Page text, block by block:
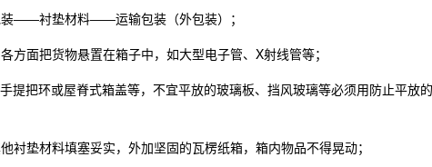
――衬垫材料――运输包装（外包装）；
方面把货物悬置在箱子中，如大型电子管、X射线管等；
提把环或屋脊式箱盖等，不宜平放的玻璃板、挡风玻璃等必须用防止平放
衬垫材料填塞妥实，外加坚固的瓦楞纸箱，箱内物品不得晃动；